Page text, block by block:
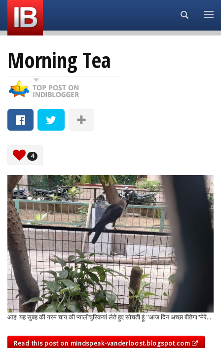
Search...
Morning Tea
4
आह! यह सुबह की गरम चाय की प्यालीचुस्कियां लेते हुए सोचती हूं "आज दिन अच्छा बीतेगा"मेरे...
Read this post on mindspeak-vanderloost.blogspot.com